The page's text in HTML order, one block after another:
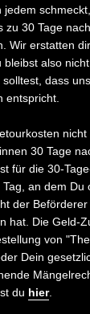
zu 30 Tage
Wir erstatten
also
dass
entspricht.
30 Tage
für die 30-
an dem Du
der
hat. Die Geld-
von
Dein
du hier.